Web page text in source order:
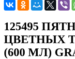
125495
ЦВЕТНЫХ
(600 МЛ)